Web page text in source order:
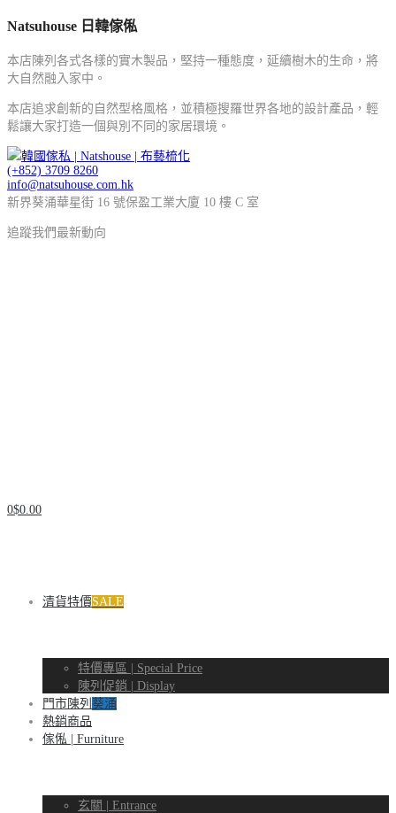
Natsuhouse 日韓傢俬
本店陳列各式各樣的實木製品，堅持一種態度，延續樹木的生命，將
大自然融入家中。
本店追求創新的自然型格風格，並積極搜羅世界各地的設計產品，輕
鬆讓大家打造一個與別不同的家居環境。
(+852) 3709 8260
info@natsuhouse.com.hk
新界葵涌華星街 16 號保盈工業大廈 10 樓 C 室
追蹤我們最新動向
實
木
傢
0$0.00
清貨特價SALE
特價專區 | Special Price
陳列促銷 | Display
門市陳列 葵涌
熱銷商品
傢俬 | Furniture
玄關 | Entrance